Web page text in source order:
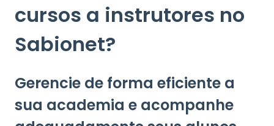
cursos a instrutores no
Sabionet?
Gerencie de forma eficiente a
sua academia e acompanhe